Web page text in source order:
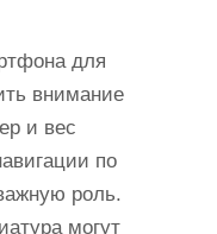
для
внимание
и вес
по
роль.
могут